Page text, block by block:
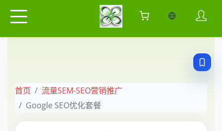
当前语言：中
首页
流量SEM-SEO营销推广
Google SEO优化套餐